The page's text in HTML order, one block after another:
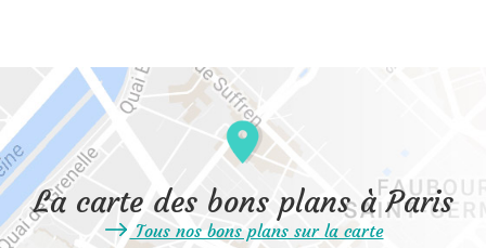
La carte des bons plans à Paris
Tous nos bons plans sur la carte